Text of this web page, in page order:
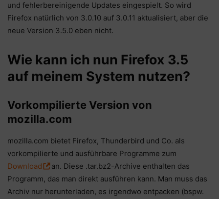
und fehlerbereinigende Updates eingespielt. So wird
Firefox natürlich von 3.0.10 auf 3.0.11 aktualisiert, aber die
neue Version 3.5.0 eben nicht.
Wie kann ich nun Firefox 3.5
auf meinem System nutzen?
Vorkompilierte Version von
mozilla.com
mozilla.com bietet Firefox, Thunderbird und Co. als
vorkompilierte und ausführbare Programme zum
Download
an. Diese .tar.bz2-Archive enthalten das
Programm, das man direkt ausführen kann. Man muss das
Archiv nur herunterladen, es irgendwo entpacken (bspw.